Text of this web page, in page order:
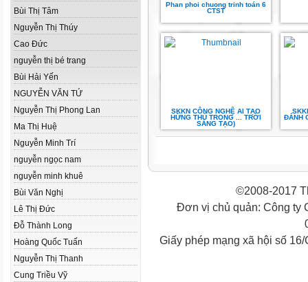
Bùi Thị Tâm
Nguyễn Thị Thúy
Cao Đức
nguyễn thị bé trang
Bùi Hải Yến
NGUYỄN VĂN TỨ
Nguyễn Thị Phong Lan
Ma Thị Huệ
Nguyễn Minh Trí
nguyễn ngọc nam
nguyễn minh khuê
Bùi Văn Nghị
Lê Thị Đức
Đỗ Thành Long
Hoàng Quốc Tuấn
Nguyễn Thị Thanh
Cung Triều Vỹ
Phan phoi chuong trinh toán 6
CTST
SKKN CÔNG NGHỆ AI TẠO
HỨNG THÚ TRONG ... TRỜI
SÁNG TẠO)
ĐÁNH
©2008-2017
Đơn vị chủ quản: Công ty
Giấy phép mạng xã hội số